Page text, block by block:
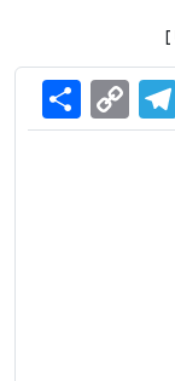
]
Link